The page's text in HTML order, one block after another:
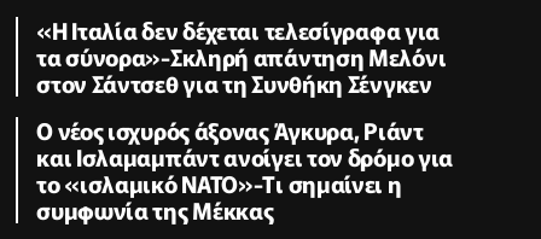
«Η Ιταλία δεν δέχεται τελεσίγραφα για
τα σύνορα»-Σκληρή απάντηση Μελόνι
στον Σάντσεθ για τη Συνθήκη Σένγκεν
O νέος ισχυρός άξονας Άγκυρα, Ριάντ
και Ισλαμαμπάντ ανοίγει τον δρόμο για
το «ισλαμικό ΝΑΤΟ»-Tι σημαίνει η
συμφωνία της Μέκκας